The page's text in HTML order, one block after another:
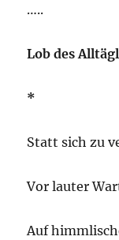
…..
Lob des
*
Statt sich zu
Vor lauter
Auf